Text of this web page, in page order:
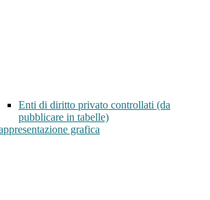
Enti di diritto privato controllati (da
pubblicare in tabelle)
grafica